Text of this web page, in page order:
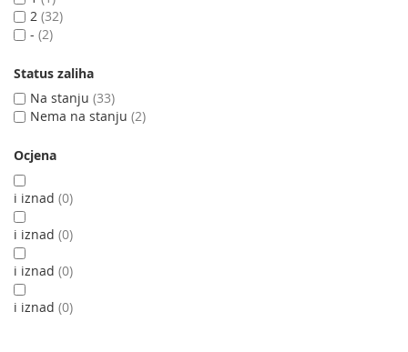
2 32
- 2
Status zaliha
Na stanju 33
Nema na stanju 2
Ocjena
i iznad 0
i iznad 0
i iznad 0
i iznad 0